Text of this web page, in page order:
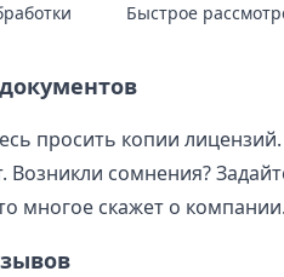
Быстрое
просить копии
Возникли сомнения?
многое скажет о компании.